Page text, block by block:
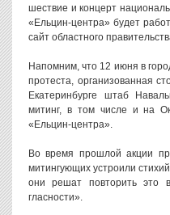
шествие и концерт
«Ельцин-центра» будет
сайт областного
Напомним, что 12 июня в
протеста, организованная
Екатеринбурге штаб
митинг, в том числе и на
«Ельцин-центра».
Во время прошлой акции
митингующих устроили
они решат повторить это
гласности».